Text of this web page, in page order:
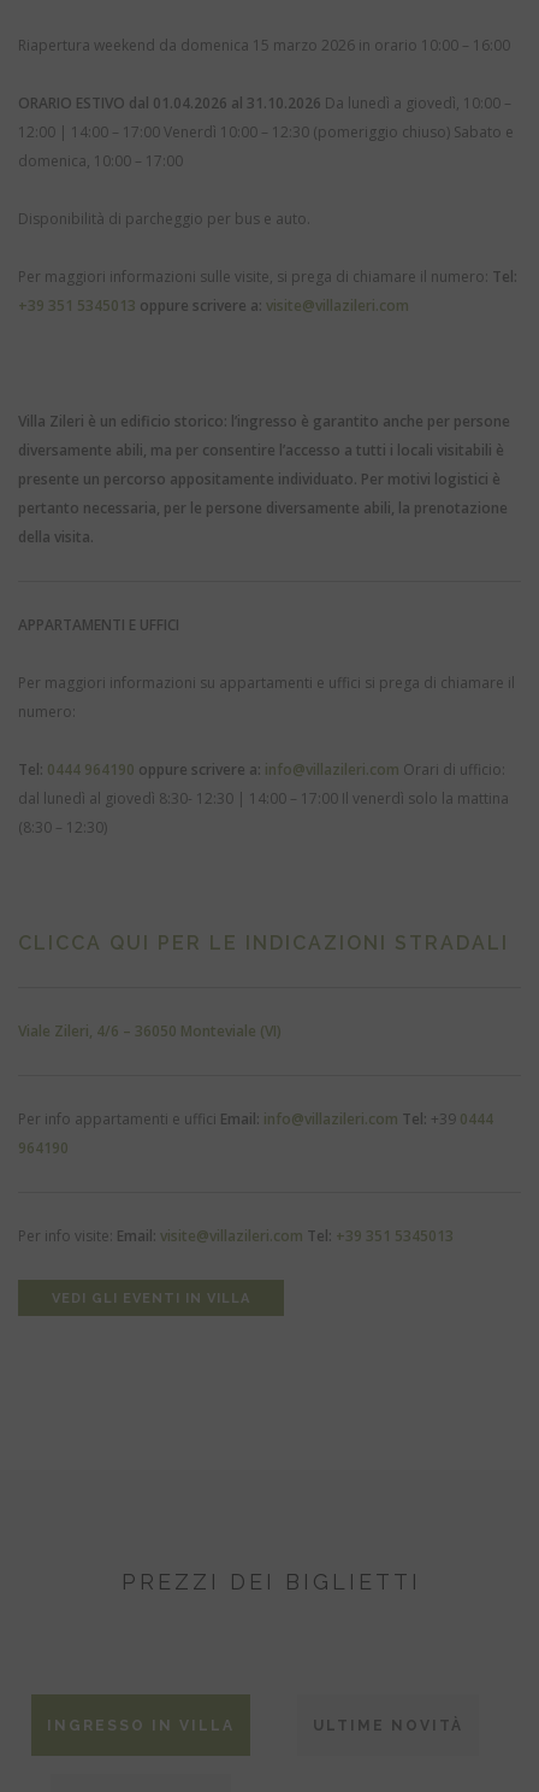
Riapertura weekend da domenica 15 marzo 2026 in orario 10:00 – 16:00
ORARIO ESTIVO dal 01.04.2026 al 31.10.2026 Da lunedì a giovedì, 10:00 –
12:00 | 14:00 – 17:00Venerdì 10:00 – 12:30 (pomeriggio chiuso) Sabato e
domenica, 10:00 – 17:00
Disponibilità di parcheggio per bus e auto.
Per maggiori informazioni sulle visite, si prega di chiamare il numero: Tel:
+39 351 5345013 oppure scrivere a: visite@villazileri.com
Villa Zileri è un edificio storico: l’ingresso è garantito anche per persone
diversamente abili, ma per consentire l’accesso a tutti i locali visitabili è
presente un percorso appositamente individuato. Per motivi logistici è
pertanto necessaria, per le persone diversamente abili, la prenotazione
della visita.
APPARTAMENTI E UFFICI
Per maggiori informazioni su appartamenti e uffici si prega di chiamare il
numero:
Tel: 0444 964190 oppure scrivere a: info@villazileri.com Orari di ufficio:
dal lunedì al giovedì 8:30- 12:30 | 14:00 – 17:00 Il venerdì solo la mattina
(8:30 – 12:30)
CLICCA QUI PER LE INDICAZIONI STRADALI
Viale Zileri, 4/6 – 36050 Monteviale (VI)
Per info appartamenti e uffici Email: info@villazileri.com Tel: +39 0444
964190
Per info visite: Email: visite@villazileri.com Tel: +39 351 5345013
VEDI GLI EVENTI IN VILLA
PREZZI DEI BIGLIETTI
INGRESSO IN VILLA ULTIME NOVITÀ